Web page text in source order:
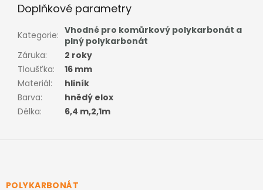
Doplňkové parametry
Kategorie: Vhodné pro komůrkový polykarbonát a
plný polykarbonát
Záruka:
2 roky
Tloušťka:
16 mm
Materiál:
hliník
Barva:
hnědý elox
Délka: 6,4 m,2,1m
Z
aPOLYKARBONÁT